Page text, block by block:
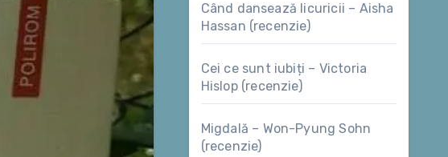
Când dansează licuricii – Aisha
Hassan (recenzie)
Cei ce sunt iubiți – Victoria
Hislop (recenzie)
Migdală – Won-Pyung Sohn
(recenzie)